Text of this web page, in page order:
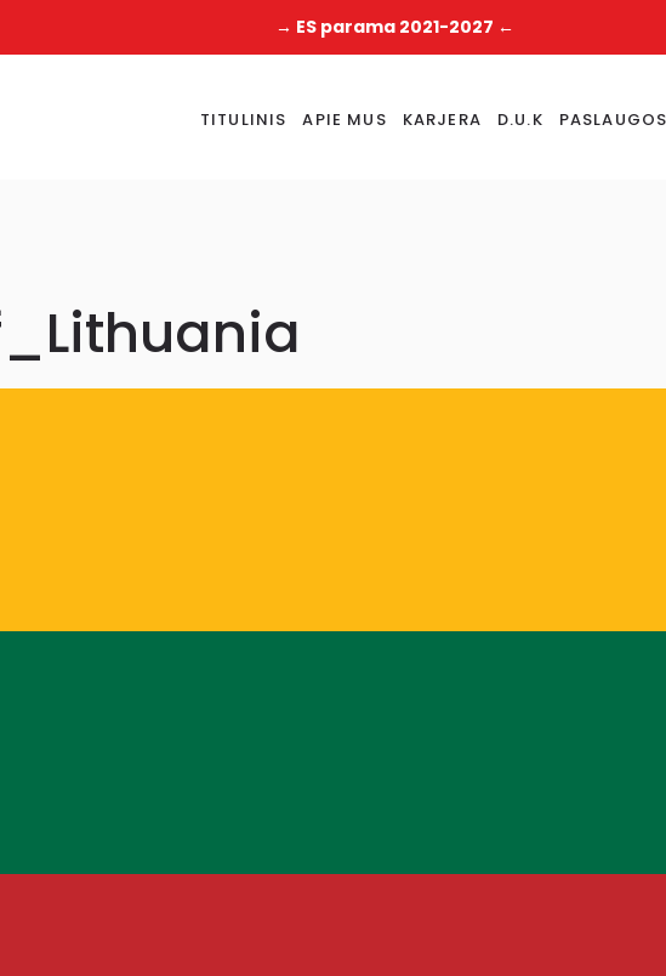
→ ES parama 2021-2027 ←
TITULINIS APIE MUS KARJERA D.U.K